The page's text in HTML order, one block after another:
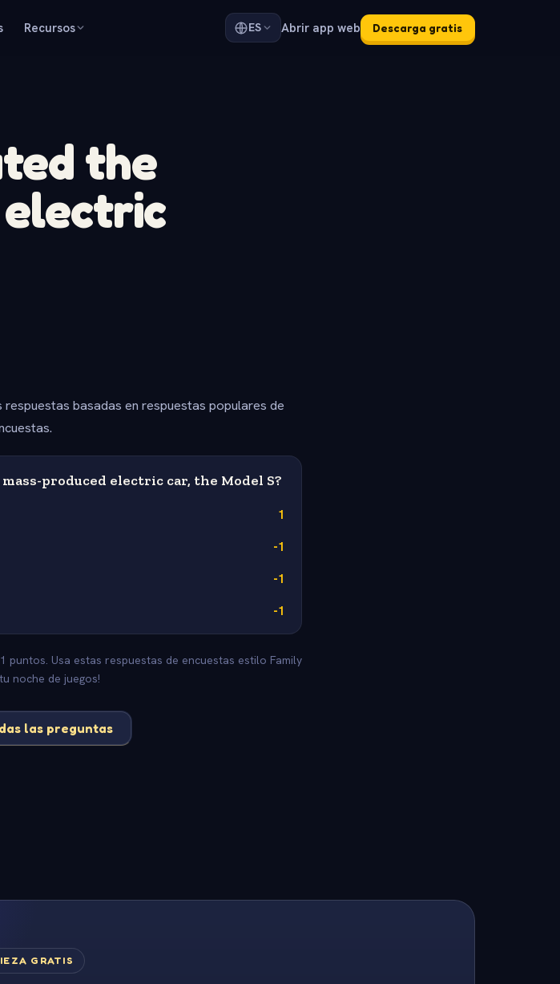
Recursos ES Abrir app web Descarga gratis
the
basadas en respuestas populares de
produced electric car, the Model S?
1
-1
-1
-1
Usa estas respuestas de encuestas estilo Family
noche de juegos!
las preguntas
GRATIS